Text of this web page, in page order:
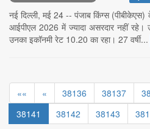
नई दिल्ली, मई 24 -- पंजाब किंग्स
आईपीएल 2026 में ज्यादा असरदार नहीं
उनका इकॉनमी रेट 10.20 का रहा। 27 वर्षी...
«« « 38136 38137
38141
38142 38143